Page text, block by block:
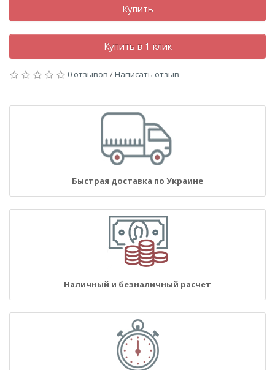
Купить
Купить в 1 клик
0 отзывов /Написать отзыв
Быстрая доставка по Украине
Наличный и безналичный расчет